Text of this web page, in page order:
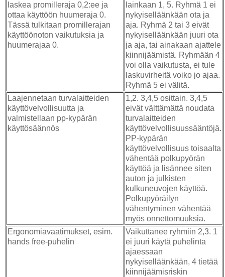
laskea promilleraja 0,2:ee ja
ottaa käyttöön huumeraja 0.
Tässä tulkitaan promillerajan
käyttöönoton vaikutuksia ja
huumerajaa 0.
lainkaan 1, 5. Ryhmä 1 ei
nykyiselläänkään ota ja
aja. Ryhmä 2 tai 3 eivät
nykyiselläänkään juuri ota
ja aja, tai ainakaan ajattele
kiinnijäämistä. Ryhmään 4
voi olla vaikutusta, ei tule
laskuvirheitä voiko jo ajaa.
Ryhmä 5 ei välitä.
Laajennetaan turvalaitteiden
käyttövelvollisuutta ja
valmistellaan pp-kypärän
käyttösäännös
1,2. 3,4,5 osittain. 3,4,5
eivät välttämättä noudata
turvalaitteiden
käyttövelvollisuussääntöjä.
PP-kypärän
käyttövelvollisuus toisaalta
vähentää polkupyörän
käyttöä ja lisännee siten
auton ja julkisten
kulkuneuvojen käyttöä.
Polkupyöräilyn
vähentyminen vähentää
myös onnettomuuksia.
Ergonomiavaatimukset, esim.
hands free-puhelin
Vaikuttanee ryhmiin 2,3. 1
ei juuri käytä puhelinta
ajaessaan
nykyiselläänkään, 4 tietää
kiinnijäämisriskin